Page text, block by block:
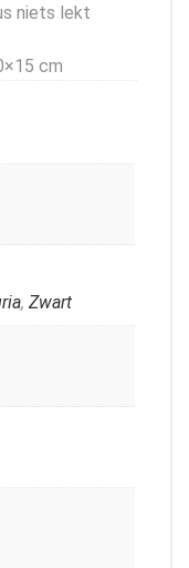
niets lekt
cm
, Zwart